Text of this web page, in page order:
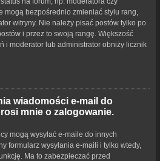
mogą bezpośrednio zmieniać stylu rang,
witryny. Nie należy pisać postów tylko po
i przez to swoją rangę. Większość
i moderator lub administrator obniży licznik
wiadomości e-mail do
mnie o zalogowanie.
mogą wysyłać e-maile do innych
formularz wysyłania e-maili i tylko wtedy,
Ma to zabezpieczać przed